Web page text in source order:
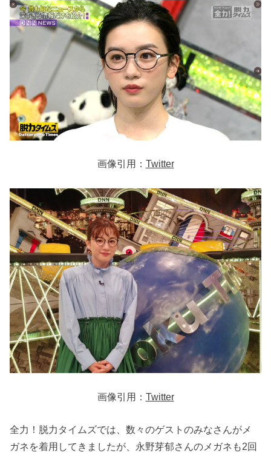
画像引用： Twitter
画像引用： Twitter
全力！脱力タイムズでは、数々のゲストのみなさんがメ
ガネを着用してきましたが、永野芽郁さんのメガネも2回